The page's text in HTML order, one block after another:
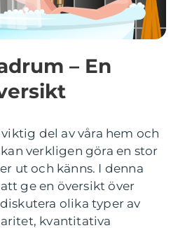
– En
del av våra hem och
verkligen göra en stor
ut och känns. I denna
ge en översikt över
olika typer av
kvantitativa